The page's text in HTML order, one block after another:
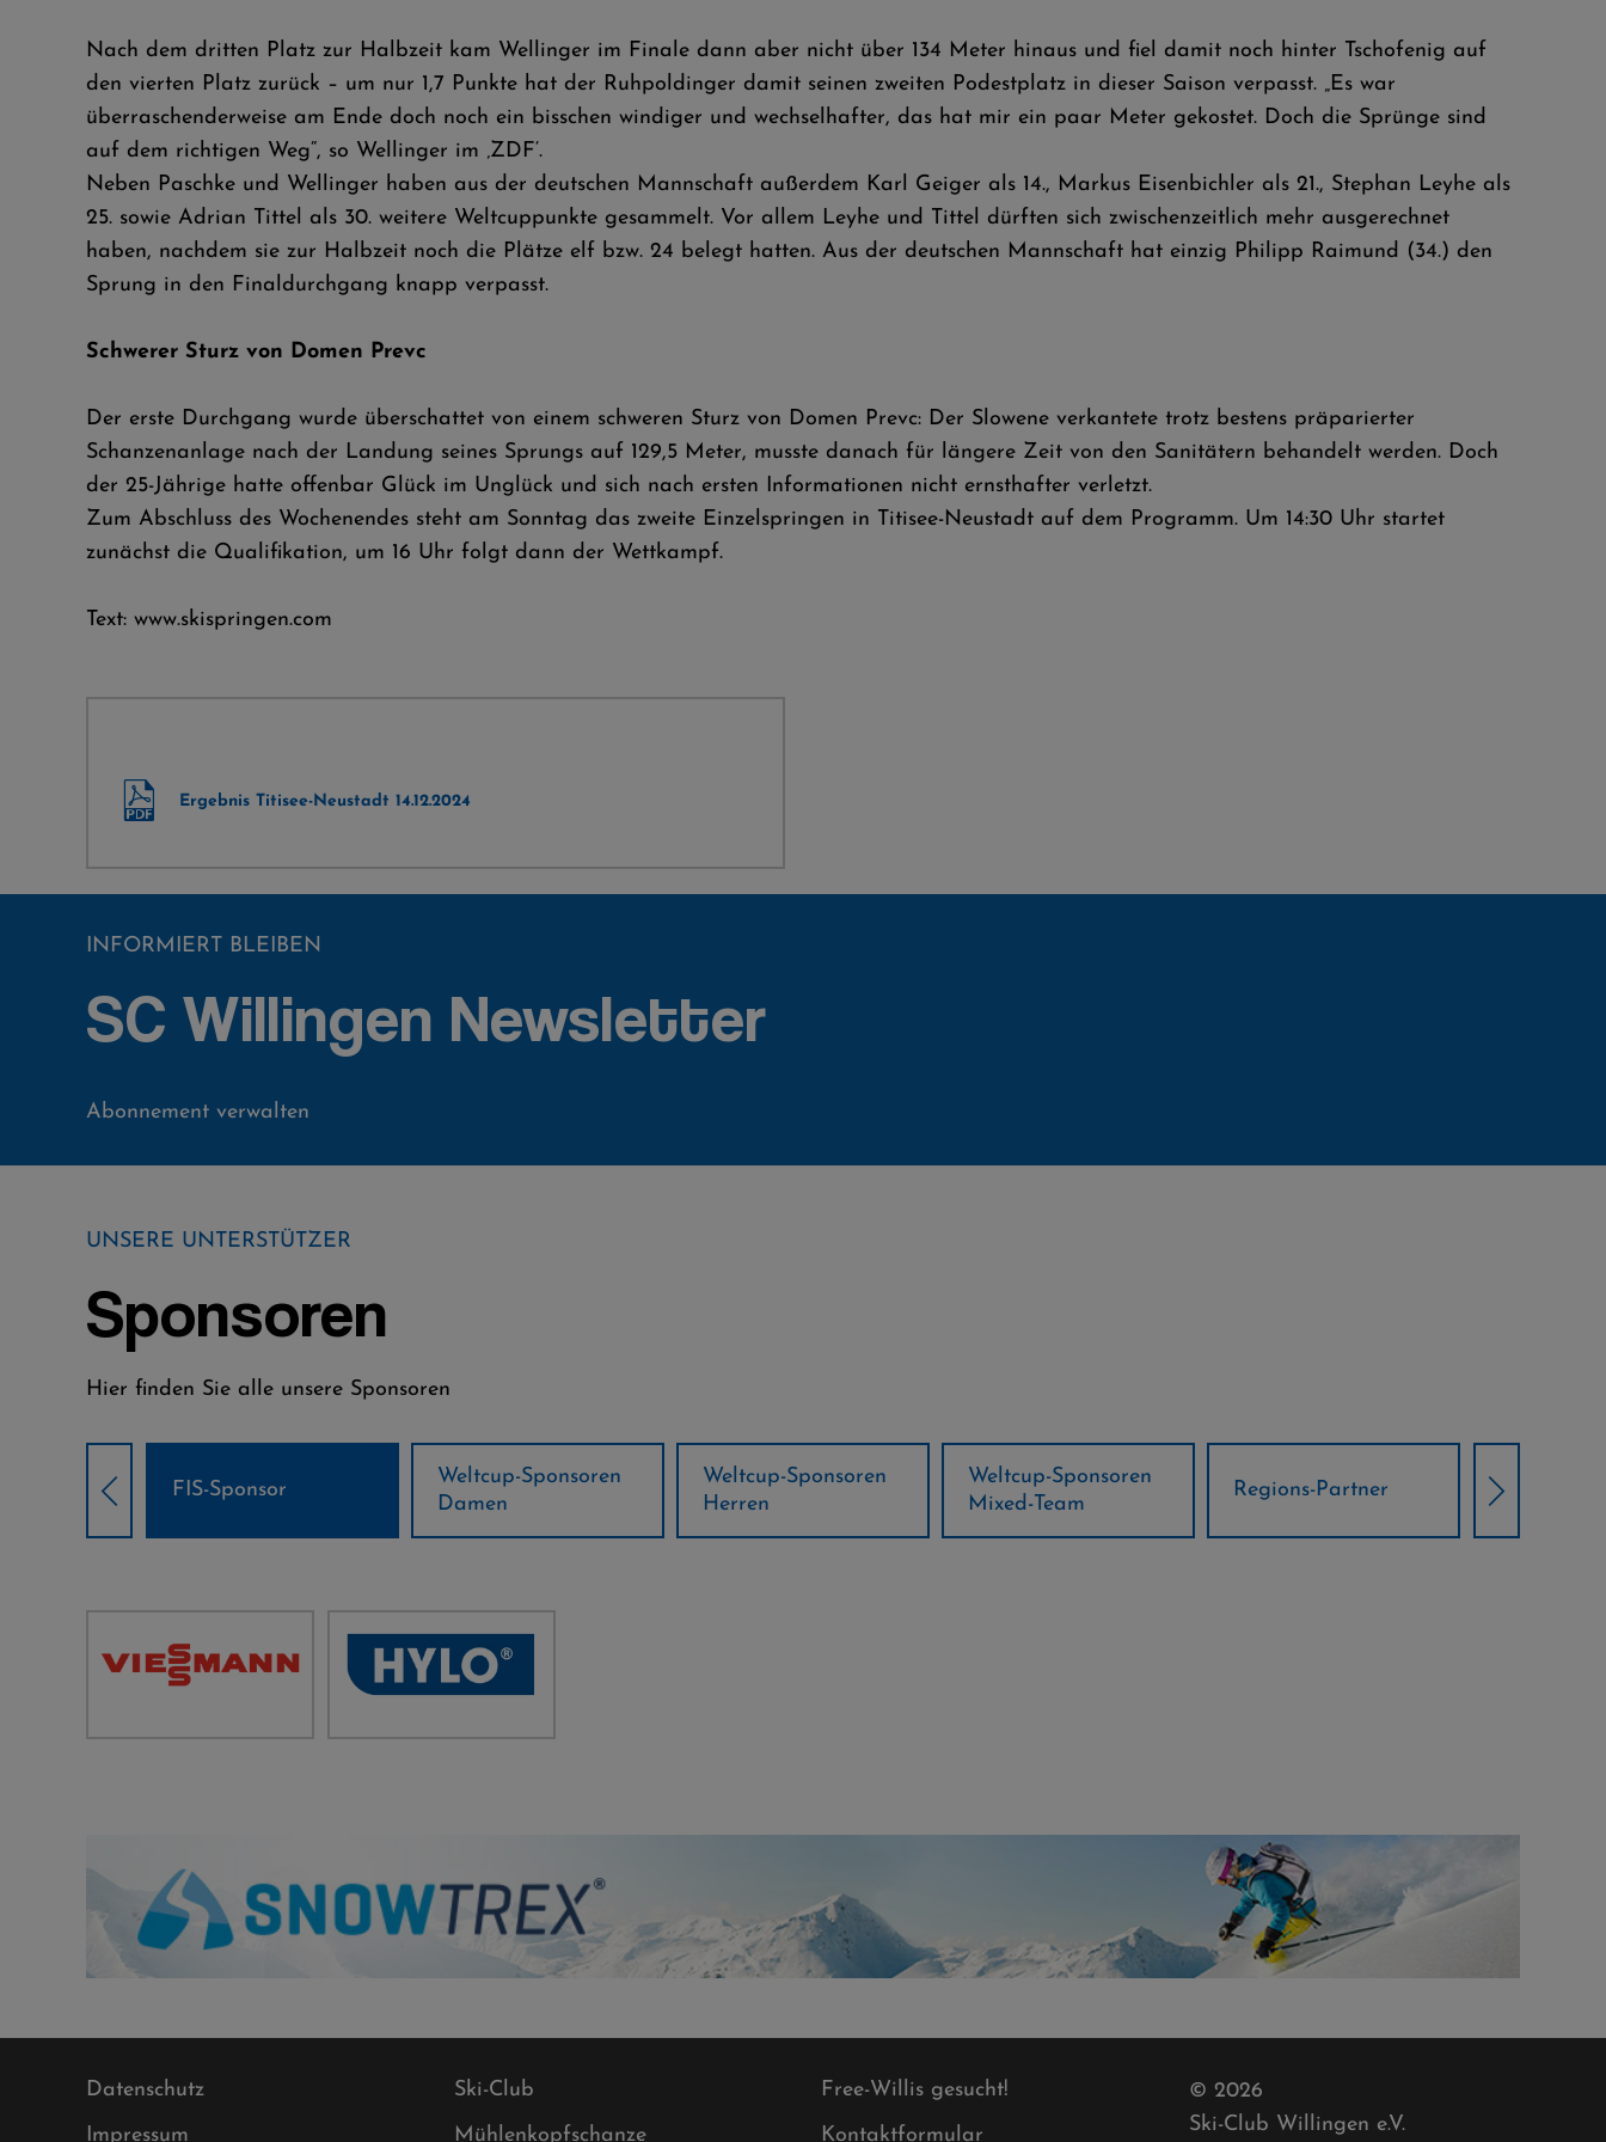
Nach dem dritten Platz zur Halbzeit kam Wellinger im Finale dann aber nicht über 134 Meter hinaus und fiel damit noch hinter Tschofenig auf
den vierten Platz zurück – um nur 1,7 Punkte hat der Ruhpoldinger damit seinen zweiten Podestplatz in dieser Saison verpasst. „Es war
überraschenderweise am Ende doch noch ein bisschen windiger und wechselhafter, das hat mir ein paar Meter gekostet. Doch die Sprünge sind
auf dem richtigen Weg“, so Wellinger im ‚ZDF‘.
Neben Paschke und Wellinger haben aus der deutschen Mannschaft außerdem Karl Geiger als 14., Markus Eisenbichler als 21., Stephan Leyhe als
25. sowie Adrian Tittel als 30. weitere Weltcuppunkte gesammelt. Vor allem Leyhe und Tittel dürften sich zwischenzeitlich mehr ausgerechnet
haben, nachdem sie zur Halbzeit noch die Plätze elf bzw. 24 belegt hatten. Aus der deutschen Mannschaft hat einzig Philipp Raimund (34.) den
Sprung in den Finaldurchgang knapp verpasst.
Schwerer Sturz von Domen Prevc
Der erste Durchgang wurde überschattet von einem schweren Sturz von Domen Prevc: Der Slowene verkantete trotz bestens präparierter
Schanzenanlage nach der Landung seines Sprungs auf 129,5 Meter, musste danach für längere Zeit von den Sanitätern behandelt werden. Doch
der 25-Jährige hatte offenbar Glück im Unglück und sich nach ersten Informationen nicht ernsthafter verletzt.
Zum Abschluss des Wochenendes steht am Sonntag das zweite Einzelspringen in Titisee-Neustadt auf dem Programm. Um 14:30 Uhr startet
zunächst die Qualifikation, um 16 Uhr folgt dann der Wettkampf.
Text: www.skispringen.com
Ergebnis Titisee-Neustadt 14.12.2024
INFORMIERT BLEIBEN
SC Willingen Newsletter
Abonnement verwalten
UNSERE UNTERSTÜTZER
Sponsoren
Hier finden Sie alle unsere Sponsoren
Weltcup-Sponsoren
Damen
Weltcup-Sponsoren
Herren
Weltcup-Sponsoren
Mixed-Team
Regions-Partner
Örtliche Weltcup-
Partner
Klima
Datenschutz
Impressum
Ski-Club
Mühlenkopfschanze
Free-Willis gesucht!
Kontaktformular
© 2026
Ski-Club Willingen e.V.